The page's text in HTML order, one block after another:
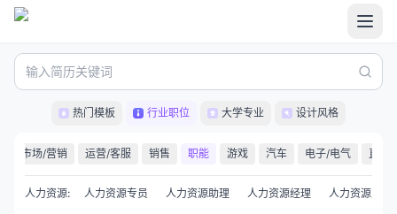
热门模板 行业职位 大学专业 设计风格
市场/营销 运营/客服 销售 职能 游戏 汽车 电子/电气 直播/
人力资源: 人力资源专员 人力资源助理 人力资源经理 人力资源主管